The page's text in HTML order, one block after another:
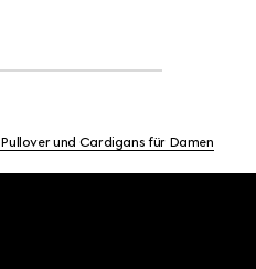
Pullover und Cardigans für Damen